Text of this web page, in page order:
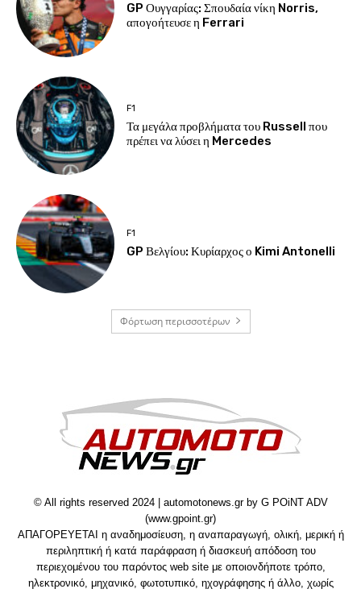
GP Ουγγαρίας: Σπουδαία νίκη Norris,
απογοήτευσε η Ferrari
F1
Τα μεγάλα προβλήματα του Russell που
πρέπει να λύσει η Mercedes
F1
GP Βελγίου: Κυρίαρχος ο Kimi Antonelli
Φόρτωση περισσοτέρων
© All rights reserved 2024 | automotonews.gr by G POiNT ADV
(www.gpoint.gr)
ΑΠΑΓΟΡΕΥΕΤΑΙ η αναδημοσίευση, η αναπαραγωγή, ολική, μερική ή
περιληπτική ή κατά παράφραση ή διασκευή απόδοση του
περιεχομένου του παρόντος web site με οποιονδήποτε τρόπο,
ηλεκτρονικό, μηχανικό, φωτοτυπικό, ηχογράφησης ή άλλο, χωρίς